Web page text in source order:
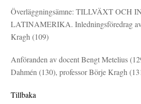
Överläggningsämne: TILLVÄXT OCH
LATINAMERIKA. Inledningsföredrag
Kragh (109)
Anföranden av docent Bengt Metelius
Dahmén (130), professor Börje Kragh
Tillbaka